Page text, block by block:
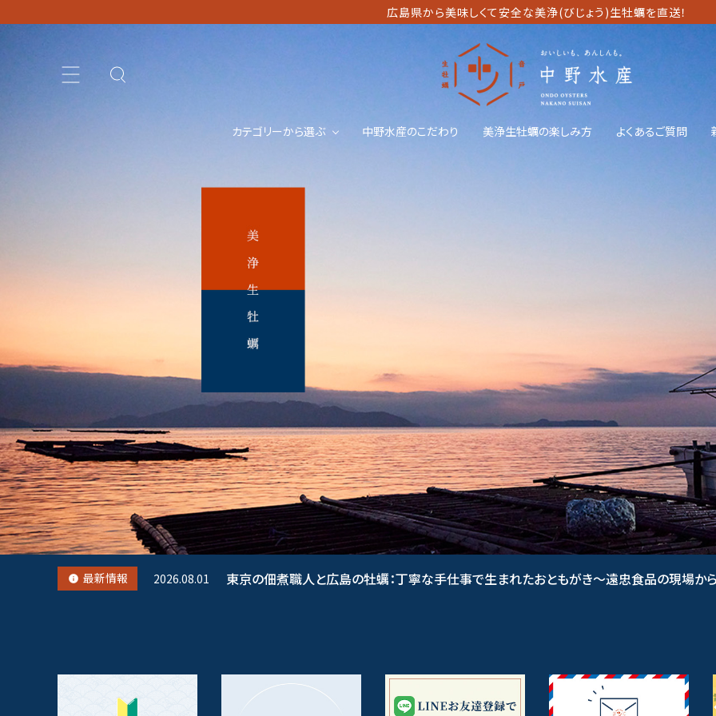
広島県から美味しくて安全な美浄(びじょう)生牡蠣を直送！
カテゴリーから選ぶ 中野水産のこだわり 美浄生牡蠣の楽しみ方 よくあるご質問
info 最新情報 2026.08.01 東京の佃煮職人と広島の牡蠣：丁寧な手仕事で生まれたおともがき〜遠忠食品の現場か